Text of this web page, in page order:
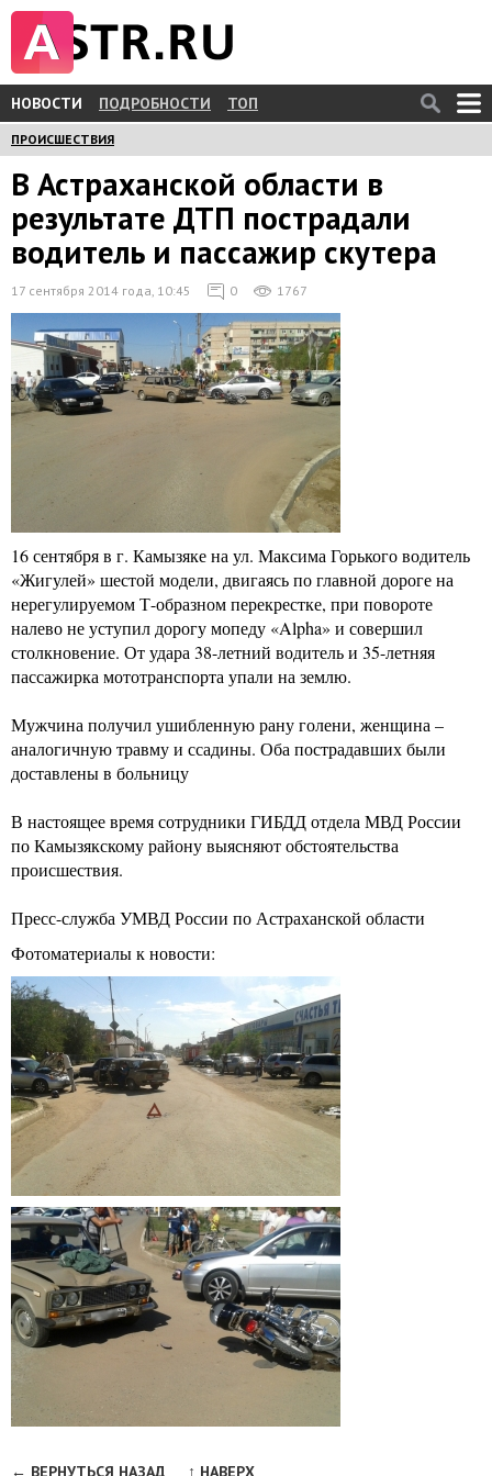
НОВОСТИ ПОДРОБНОСТИ ТОП
ПРОИСШЕСТВИЯ
В Астраханской области в
результате ДТП пострадали
водитель и пассажир скутера
17 сентября 2014 года, 10:45 0 1767
16 сентября в г. Камызяке на ул. Максима Горького водитель
«Жигулей» шестой модели, двигаясь по главной дороге на
нерегулируемом Т-образном перекрестке, при повороте
налево не уступил дорогу мопеду «Alpha» и совершил
столкновение. От удара 38-летний водитель и 35-летняя
пассажирка мототранспорта упали на землю.
Мужчина получил ушибленную рану голени, женщина –
аналогичную травму и ссадины. Оба пострадавших были
доставлены в больницу
В настоящее время сотрудники ГИБДД отдела МВД России
по Камызякскому району выясняют обстоятельства
происшествия.
Пресс-служба УМВД России по Астраханской области
Фотоматериалы к новости:
← ВЕРНУТЬСЯ НАЗАД ↑ НАВЕРХ